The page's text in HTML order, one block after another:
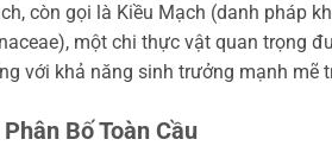
còn gọi là Kiều Mạch (danh pháp
một chi thực vật quan trọng
với khả năng sinh trưởng mạnh mẽ
Bố Toàn Cầu